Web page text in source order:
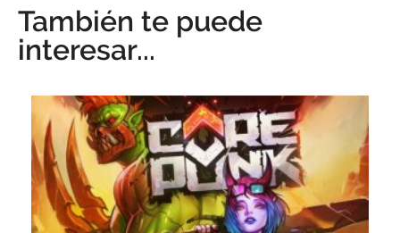
También te puede
interesar...